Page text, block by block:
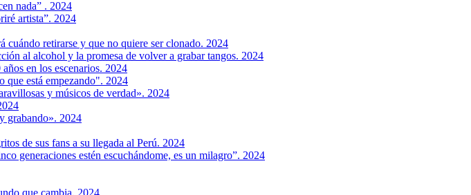
nada” . 2024
artista”. 2024
cuándo retirarse y que no quiere ser clonado. 2024
al alcohol y la promesa de volver a grabar tangos. 2024
en los escenarios. 2024
que está empezando". 2024
y músicos de verdad». 2024
grabando». 2024
de sus fans a su llegada al Perú. 2024
generaciones estén escuchándome, es un milagro”. 2024
que cambia. 2024